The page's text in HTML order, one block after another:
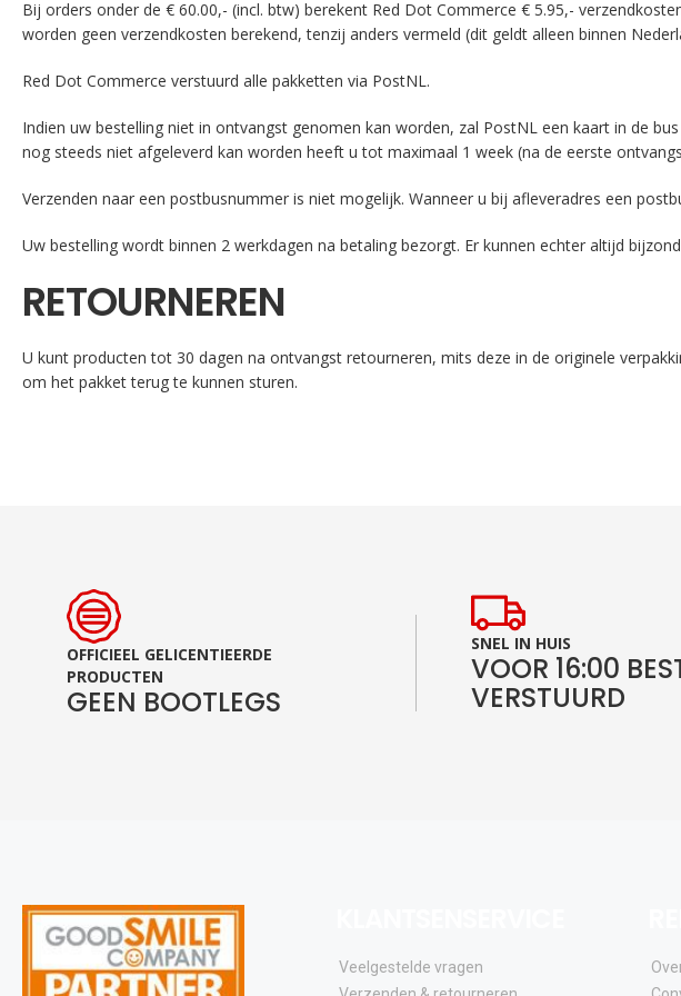
Bij orders onder de € 60.00,- (incl. btw) berekent Red Dot Commerce € 5.95,-
worden geen verzendkosten berekend, tenzij anders vermeld (dit geldt alleen binnen
Red Dot Commerce verstuurd alle pakketten via PostNL.
Indien uw bestelling niet in ontvangst genomen kan worden, zal PostNL een kaart in de
nog steeds niet afgeleverd kan worden heeft u tot maximaal 1 week (na de eerste
Verzenden naar een postbusnummer is niet mogelijk. Wanneer u bij afleveradres een
Uw bestelling wordt binnen 2 werkdagen na betaling bezorgt. Er kunnen echter altijd
RETOURNEREN
U kunt producten tot 30 dagen na ontvangst retourneren, mits deze in de originele
om het pakket terug te kunnen sturen.
OFFICIEEL GELICENTIEERDE
PRODUCTEN
GEEN BOOTLEGS
SNEL IN HUIS
VOOR 16:00
VERSTUURD
Veelgestelde vragen